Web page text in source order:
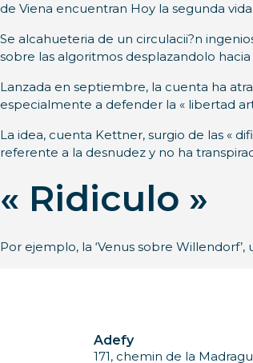
de Viena encuentran Hoy la segunda
Se alcahueteria de un circulacii?n
sobre las algoritmos desplazandolo
Lanzada en septiembre, la cuenta ha
especialmente a defender la « libertad
La idea, cuenta Kettner, surgio de las «
referente a la desnudez y no ha
« Ridiculo »
Por ejemplo, la ‘Venus sobre
Adefy
171, chemin de la